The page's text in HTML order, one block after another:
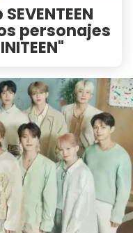
personajes